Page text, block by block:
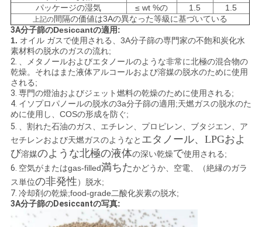
事
件
見
積
も
り
を
依
頼
パッケージの湿気
≤ wt %の 1.5 1.5
上記の間隔の価値は3Aの異なった等級に基づいている
3A分子篩のDesiccantの適用:
1. オイル ガスで使用される、3A分子篩の専門家の不飽和炭化水
素材料の脱水のガスの流れ;
2. 、メタノールおよびエタノールのような非常に北極の混合物の
乾燥。それはまた液体アルコールおよび溶媒の脱水のために使用
される;
3. 専門の燈油およびジェット燃料の乾燥のために使用される;
4. イソプロパノールの脱水の3a分子篩の適用;天燃ガスの脱水のた
めに使用し、COSの形成を防ぐ;
5. 、 割れた石油のガス、エチレン、プロピレン、ブタジエン、ア
セチレンおよび天燃ガスのようなと エタノール、LPGおよ
び溶媒のような北極の液体の深い乾燥で使用される;
6. 空気がまたはgas-filled満ちたかどうか、空電、（絶縁のガラ
ス単位の非発性）脱水;
7. 冷却剤の乾燥;food-grade二酸化炭素の脱水;
3A分子篩のDesiccantの写真: